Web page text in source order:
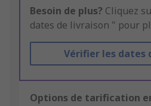
Besoin de plus? Cliquez
dates de livraison " pour
Vérifier les dates
Options de tarification